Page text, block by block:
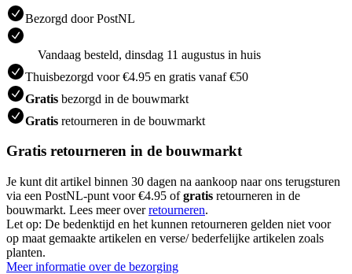
Bezorgd door PostNL
Vandaag besteld, dinsdag 11 augustus in huis
Thuisbezorgd voor €4.95 en gratis vanaf €50
Gratis bezorgd in de bouwmarkt
Gratis retourneren in de bouwmarkt
Gratis retourneren in de bouwmarkt
Je kunt dit artikel binnen 30 dagen na aankoop naar ons terugsturen
via een PostNL-punt voor €4.95 ofgratis retourneren in de
bouwmarkt. Lees meer overretourneren.
Let op: De bedenktijd en het kunnen retourneren gelden niet voor
op maat gemaakte artikelen en verse/ bederfelijke artikelen zoals
planten.
Meer informatie over de bezorging